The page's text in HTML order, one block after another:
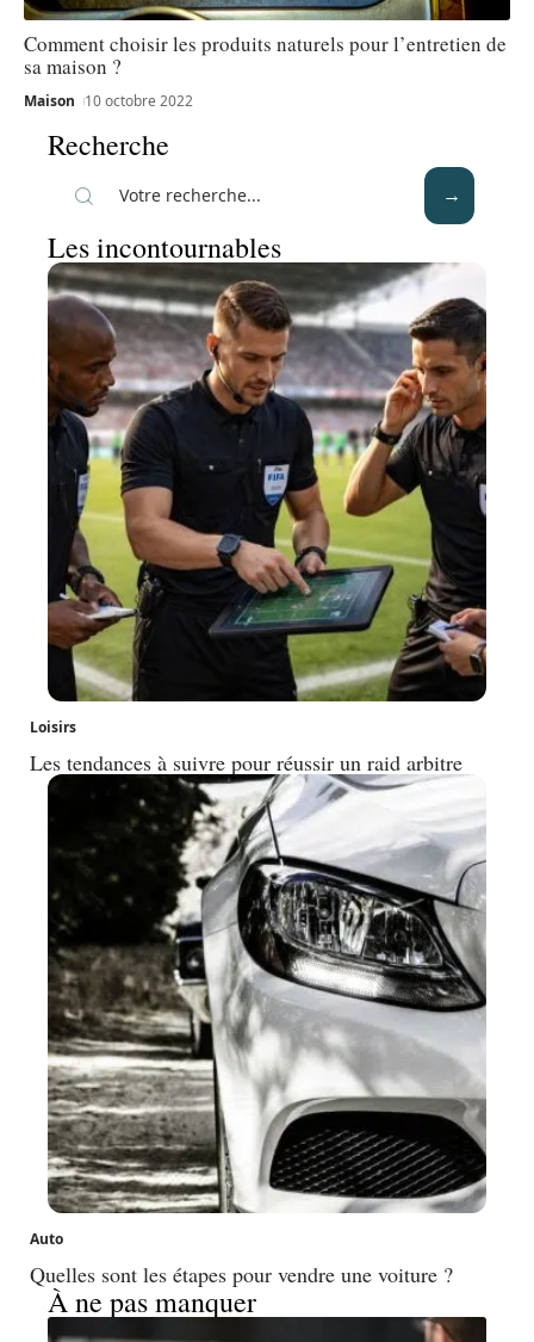
Comment choisir les produits naturels pour l’entretien de
sa maison ?
Maison 10 octobre 2022
Recherche
Les incontournables
Loisirs
Les tendances à suivre pour réussir un raid arbitre
Auto
Quelles sont les étapes pour vendre une voiture ?
À ne pas manquer